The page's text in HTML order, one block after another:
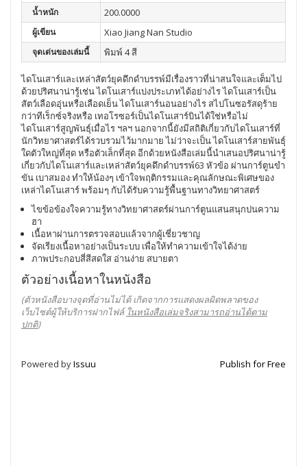
น้ำหนัก 200.0000
ผู้เขียน Xiao Jiang Nan Studio
จุดเด่นของเล่มนี้ พิมพ์ 4 สี
ไดโนเสาร์และเหล่าสัตว์ยุคดึกดำบรรพ์มีเรื่องราวที่น่าสนใจและเต็มไป
ด้วยปริศนาน่ารู้เช่น ไดโนเสาร์แบ่งประเภทได้อย่างไร ไดโนเสาร์เป็น
สัตว์เลือดอุ่นหรือเลือดเย็น ไดโนเสาร์นอนอย่างไร สไปโนซอรัสดุร้าย
กว่าทีเร็กซ์จริงหรือ เทอโรซอร์เป็นไดโนเสาร์บินได้ใช่หรือไม่
ไดโนเสาร์สูญพันธุ์เมื่อไร ฯลฯ นอกจากนี้ยังมีสถิติเกี่ยวกับไดโนเสาร์ที่
นักวิทยาศาสตร์ได้รวบรวมไว้มากมาย ไม่ว่าจะเป็น ไดโนเสาร์สายพันธุ์
ใดตัวใหญ่ที่สุด หรือตัวเล็กที่สุด อีกด้วยหนังสือเล่มนี้นำเสนอปริศนาน่ารู้
เกี่ยวกับไดโนเสาร์และเหล่าสัตว์ยุคดึกดำบรรพ์63 หัวข้อ ผ่านการ์ตูนขำ
ขัน เบาสมอง ทำให้น้องๆ เข้าใจพฤติกรรมและคุณลักษณะพิเศษของ
เหล่าไดโนเสาร์ พร้อมๆ กับได้รับความรู้พื้นฐานทางวิทยาศาสตร์
ไขข้อข้องใจความรู้ทางวิทยาศาสตร์ผ่านการ์ตูนแสนสนุกปนความ
ฮา
เนื้อหาผ่านการตรวจสอบแล้วจากผู้เชี่ยวชาญ
จัดเรียงเนื้อหาอย่างเป็นระบบ เพื่อให้ทำความเข้าใจได้ง่าย
ภาพประกอบสี่สีสดใส อ่านง่าย สบายตา
ตัวอย่างเนื้อหาในหนังสือ
(ตัวหนังสือบางจุดที่อ่านไม่ได้ เกิดจากการแสดงผลผิดพลาดของ
เว็บไซต์ผู้ให้บริการฝากไฟล์ ในหนังสือเล่มจริงสามารถอ่านได้ตาม
ปกติ)
Powered byIssuu Publish for Free